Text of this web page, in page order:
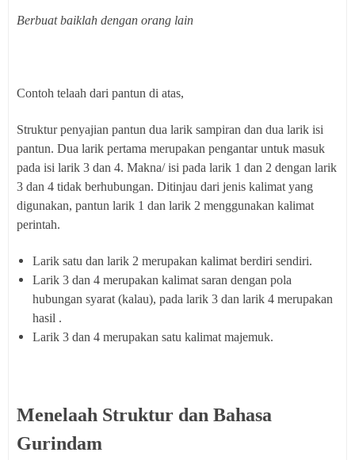
Berbuat baiklah dengan orang lain
Contoh telaah dari pantun di atas,
Struktur penyajian pantun dua larik sampiran dan dua larik isi
pantun. Dua larik pertama merupakan pengantar untuk masuk
pada isi larik 3 dan 4. Makna/ isi pada larik 1 dan 2 dengan larik
3 dan 4 tidak berhubungan. Ditinjau dari jenis kalimat yang
digunakan, pantun larik 1 dan larik 2 menggunakan kalimat
perintah.
Larik satu dan larik 2 merupakan kalimat berdiri sendiri.
Larik 3 dan 4 merupakan kalimat saran dengan pola
hubungan syarat (kalau), pada larik 3 dan larik 4 merupakan
hasil .
Larik 3 dan 4 merupakan satu kalimat majemuk.
Menelaah Struktur dan Bahasa
Gurindam